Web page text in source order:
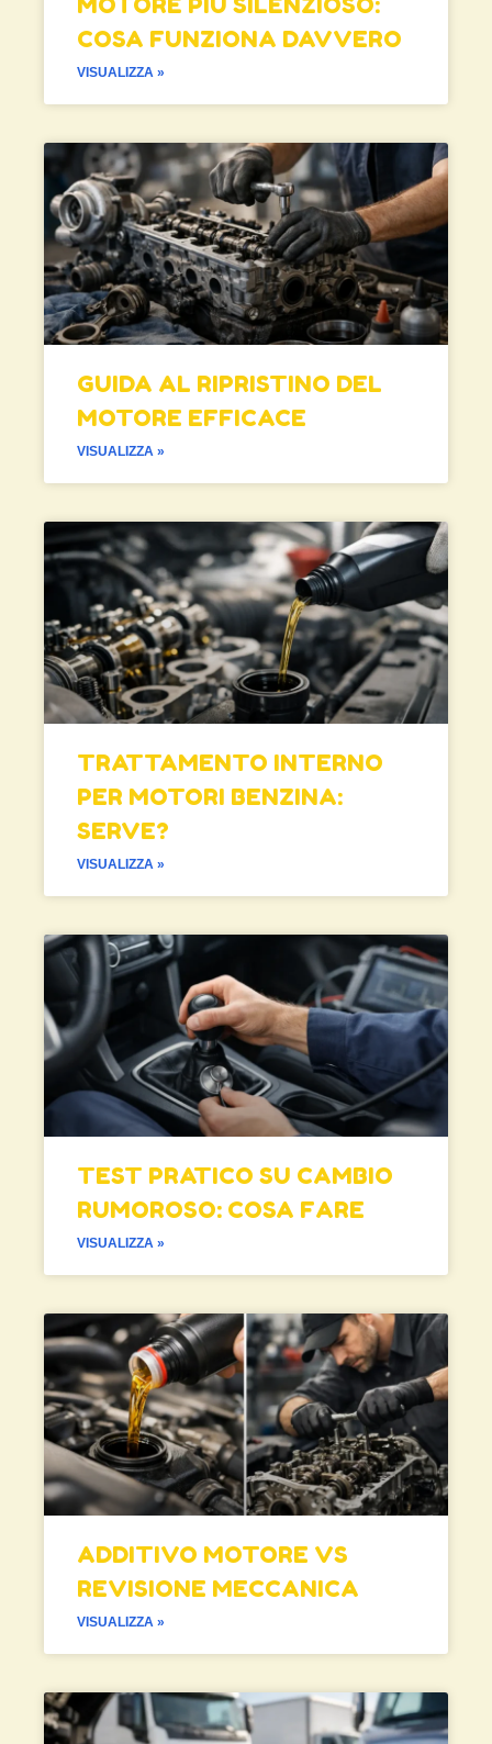
COSA FUNZIONA DAVVERO
VISUALIZZA »
GUIDA AL RIPRISTINO DEL
MOTORE EFFICACE
VISUALIZZA »
TRATTAMENTO INTERNO
PER MOTORI BENZINA:
SERVE?
VISUALIZZA »
TEST PRATICO SU CAMBIO
RUMOROSO: COSA FARE
VISUALIZZA »
ADDITIVO MOTORE VS
REVISIONE MECCANICA
VISUALIZZA »